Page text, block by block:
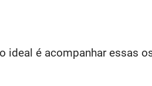
ideal é acompanhar essas